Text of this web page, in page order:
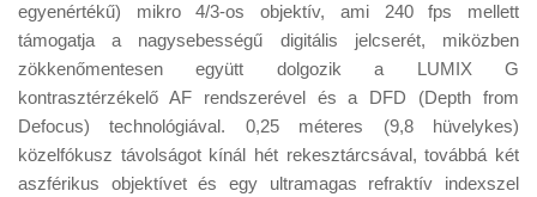
egyenértékű) mikro 4/3-os objektív, ami 240 fps mellett
támogatja a nagysebességű digitális jelcserét, miközben
zökkenőmentesen együtt dolgozik a LUMIX G
kontrasztérzékelő AF rendszerével és a DFD (Depth from
Defocus) technológiával. 0,25 méteres (9,8 hüvelykes)
közelfókusz távolságot kínál hét rekesztárcsával, továbbá két
aszférikus objektívet és egy ultramagas refraktív indexszel